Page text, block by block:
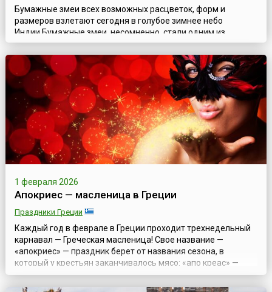
Бумажные змеи всех возможных расцветок, форм и
размеров взлетают сегодня в голубое зимнее небо
Индии.Бумажные змеи, несомненно, стали одним из
воплощений мечты человека о полетах в небо. История
создания и развития бумажных змеев впечатляет своей
протяженностью и завораживает своей насыщенностью.
Поэтому неслучайно фестивали бумажных змеев
проводятся во многих странах мира и привлекают и любит...
1 февраля 2026
Апокриес — масленица в Греции
Праздники Греции
Каждый год в феврале в Греции проходит трехнедельный
карнавал — Греческая масленица! Свое название —
«апокриес» — праздник берет от названия сезона, в
который у крестьян заканчивалось мясо: «апо креас» —
«без мяса». Апокриес — это традиция греческой глубинки.
Традиционно народные карнавалы проводят в разных